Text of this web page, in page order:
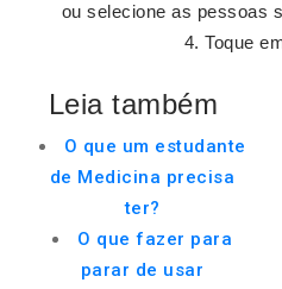
ou selecione as pessoas
Toque
Leia também
O que um estudante
de Medicina precisa
ter?
O que fazer para
parar de usar